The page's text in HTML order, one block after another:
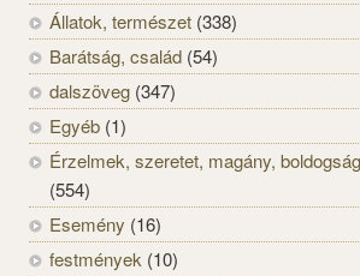
Állatok, természet (338)
Barátság, család (54)
dalszöveg (347)
Egyéb (1)
Érzelmek, szeretet, magány,
(554)
Esemény (16)
festmények (10)